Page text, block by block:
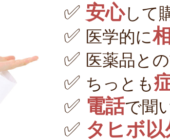
✅ 安心して
✅ 医学的に
✅ 医薬品との
✅ ちっとも
✅ 電話で聞
✅ タヒボ以